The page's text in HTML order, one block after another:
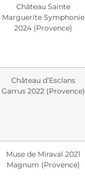
Château Sainte
Marguerite Symphonie
2024 (Provence)
Château d’Esclans
Garrus 2022 (Provence)
Muse de Miraval 2021
Magnum (Provence)